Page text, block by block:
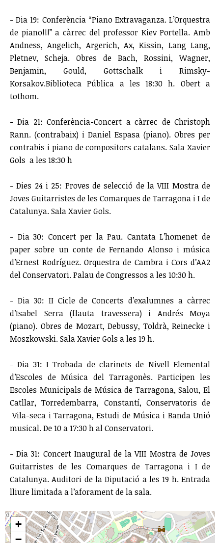
- Dia 19: Conferència “Piano Extravaganza. L’Orquestra
de piano!!!” a càrrec del professor Kiev Portella. Amb
Andness, Angelich, Argerich, Ax, Kissin, Lang Lang,
Pletnev, Scheja. Obres de Bach, Rossini, Wagner,
Benjamin, Gould, Gottschalk i Rimsky-
Korsakov.Biblioteca Pública a les 18:30 h. Obert a
tothom.
- Dia 21: Conferència-Concert a càrrec de Christoph
Rann. (contrabaix) i Daniel Espasa (piano). Obres per
contrabis i piano de compositors catalans. Sala Xavier
Gols a les 18:30 h
- Dies 24 i 25: Proves de selecció de la VIII Mostra de
Joves Guitarristes de les Comarques de Tarragona i I de
Catalunya. Sala Xavier Gols.
- Dia 30: Concert per la Pau. Cantata L’homenet de
paper sobre un conte de Fernando Alonso i música
d’Ernest Rodríguez. Orquestra de Cambra i Cors d’AA2
del Conservatori. Palau de Congressos a les 10:30 h.
- Dia 30: II Cicle de Concerts d’exalumnes a càrrec
d’Isabel Serra (flauta travessera) i Andrés Moya
(piano). Obres de Mozart, Debussy, Toldrà, Reinecke i
Moszkowski. Sala Xavier Gols a les 19 h.
- Dia 31: I Trobada de clarinets de Nivell Elemental
d’Escoles de Música del Tarragonès. Participen les
Escoles Municipals de Música de Tarragona, Salou, El
Catllar, Torredembarra, Constantí, Conservatoris de
Vila-seca i Tarragona, Estudi de Música i Banda Unió
musical. De 10 a 17:30 h al Conservatori.
- Dia 31: Concert Inaugural de la VIII Mostra de Joves
Guitarristes de les Comarques de Tarragona i I de
Catalunya. Auditori de la Diputació a les 19 h. Entrada
lliure limitada a l’aforament de la sala.
+
−